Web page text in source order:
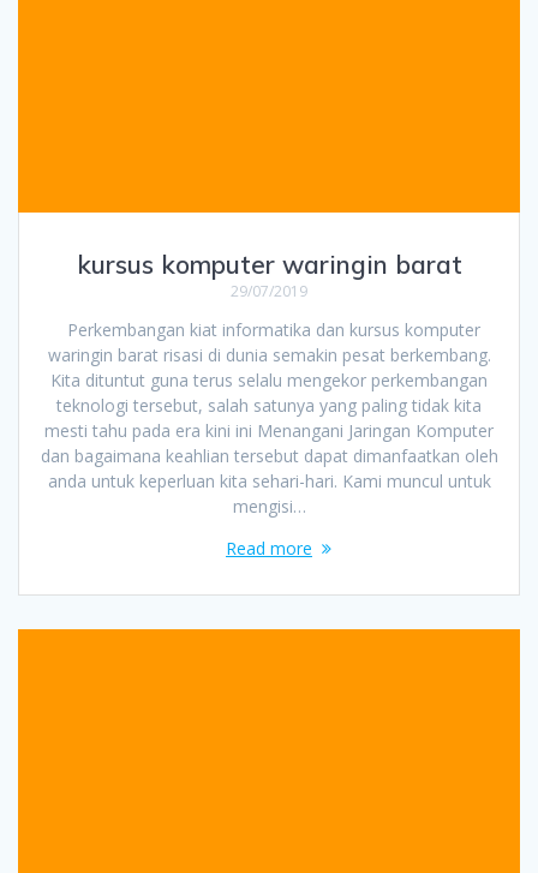
kursus komputer waringin barat
29/07/2019
Perkembangan kiat informatika dan kursus komputer
waringin barat risasi di dunia semakin pesat berkembang.
Kita dituntut guna terus selalu mengekor perkembangan
teknologi tersebut, salah satunya yang paling tidak kita
mesti tahu pada era kini ini Menangani Jaringan Komputer
dan bagaimana keahlian tersebut dapat dimanfaatkan oleh
anda untuk keperluan kita sehari-hari. Kami muncul untuk
mengisi…
Read more